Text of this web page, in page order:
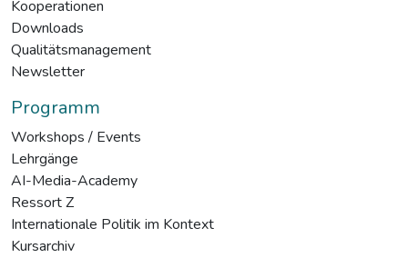
Kooperationen
Downloads
Qualitätsmanagement
Newsletter
Programm
Workshops / Events
Lehrgänge
AI-Media-Academy
Ressort Z
Internationale Politik im Kontext
Kursarchiv